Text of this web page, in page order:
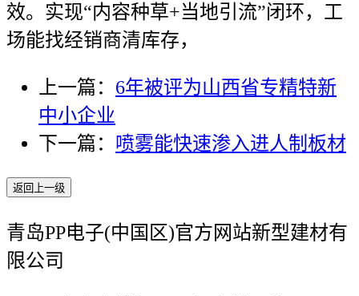
效。实现“内容种草+当地引流”闭环，工
场能找经销商清库存，
上一篇： 6年被评为山西省专精特新
中小企业
下一篇： 喷雾能快速渗入进人制板材
返回上一级
青岛PP电子(中国区)官方网站新型建材有
限公司